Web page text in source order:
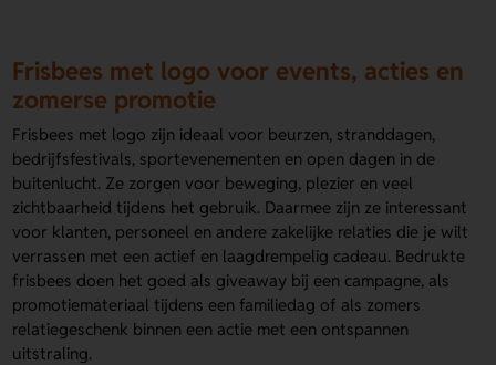
Frisbees met logo voor events, acties en
zomerse promotie
Frisbees met logo zijn ideaal voor beurzen, stranddagen,
bedrijfsfestivals, sportevenementen en open dagen in de
buitenlucht. Ze zorgen voor beweging, plezier en veel
zichtbaarheid tijdens het gebruik. Daarmee zijn ze interessant
voor klanten, personeel en andere zakelijke relaties die je wilt
verrassen met een actief en laagdrempelig cadeau. Bedrukte
frisbees doen het goed als giveaway bij een campagne, als
promotiemateriaal tijdens een familiedag of als zomers
relatiegeschenk binnen een actie met een ontspannen
uitstraling.